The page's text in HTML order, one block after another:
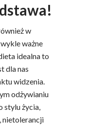
w
ważne
idealna to
dla nas
widzenia.
odżywianiu
stylu życia,
nietolerancji